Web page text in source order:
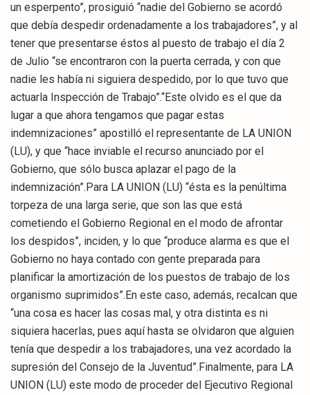
un esperpento”, prosiguió “nadie del Gobierno se acordó
que debía despedir ordenadamente a los trabajadores”, y al
tener que presentarse éstos al puesto de trabajo el día 2
de Julio “se encontraron con la puerta cerrada, y con que
nadie les había ni siguiera despedido, por lo que tuvo que
actuarla Inspección de Trabajo”.“Este olvido es el que da
lugar a que ahora tengamos que pagar estas
indemnizaciones” apostilló el representante de LA UNION
(LU), y que “hace inviable el recurso anunciado por el
Gobierno, que sólo busca aplazar el pago de la
indemnización”.Para LA UNION (LU) “ésta es la penúltima
torpeza de una larga serie, que son las que está
cometiendo el Gobierno Regional en el modo de afrontar
los despidos”, inciden, y lo que “produce alarma es que el
Gobierno no haya contado con gente preparada para
planificar la amortización de los puestos de trabajo de los
organismo suprimidos”.En este caso, además, recalcan que
“una cosa es hacer las cosas mal, y otra distinta es ni
siquiera hacerlas, pues aquí hasta se olvidaron que alguien
tenía que despedir a los trabajadores, una vez acordado la
supresión del Consejo de la Juventud”.Finalmente, para LA
UNION (LU) este modo de proceder del Ejecutivo Regional